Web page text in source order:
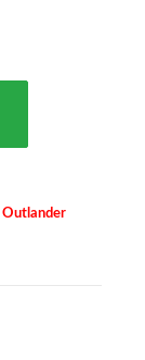
Outlander